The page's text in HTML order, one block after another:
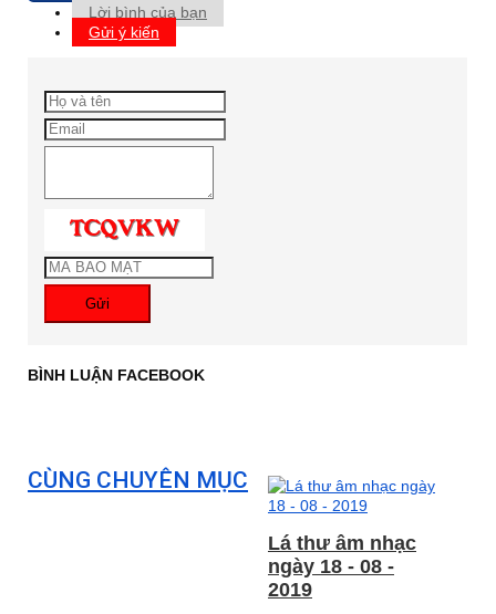
Lời bình của bạn
Gửi ý kiến
Gửi
BÌNH LUẬN FACEBOOK
CÙNG CHUYÊN MỤC
Lá thư âm nhạc
ngày 18 - 08 -
2019